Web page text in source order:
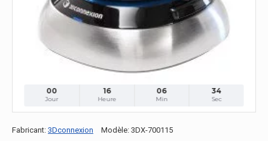
00
Jour
16
Heure
06
Min
33
Sec
Fabricant: 3Dconnexion Modèle: 3DX-700115